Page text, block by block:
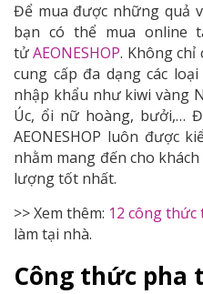
Để mua được những quả
bạn có thể mua online
tửAEONESHOP. Không chỉ
cung cấp đa dạng các
nhập khẩu như kiwi vàng
Úc, ổi nữ hoàng, bưởi,…
AEONESHOP luôn được
nhằm mang đến cho
lượng tốt nhất.
>> Xem thêm: 12 công
làm tại nhà.
Công thức pha